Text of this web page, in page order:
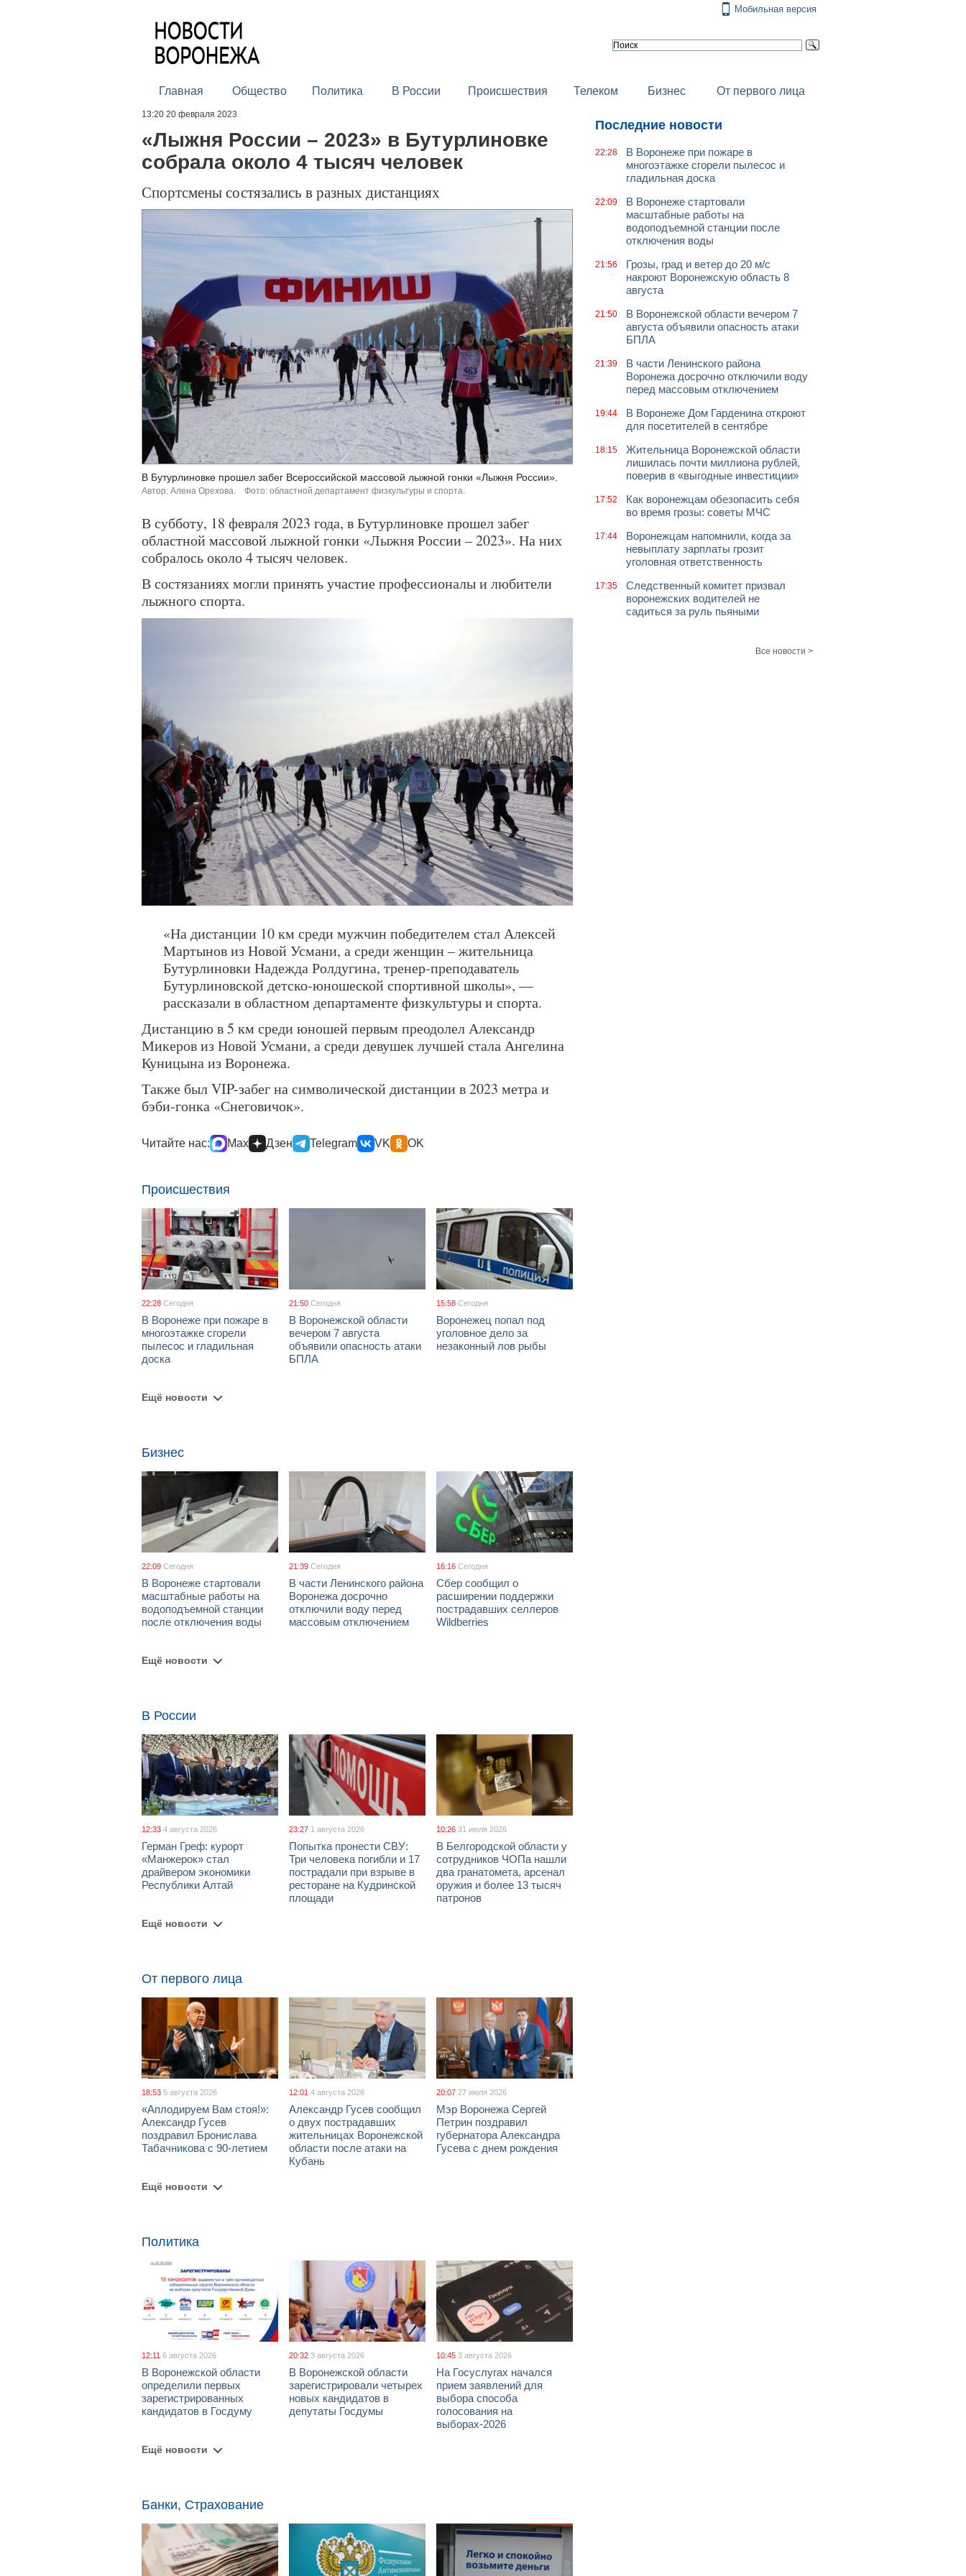
Мобильная версия
Главная Общество Политика В России Происшествия Телеком Бизнес От первого лица
13:20 20 февраля 2023
«Лыжня России – 2023» в Бутурлиновке
собрала около 4 тысяч человек
Спортсмены состязались в разных дистанциях
В Бутурлиновке прошел забег Всероссийской массовой лыжной гонки «Лыжня России».
Автор: Алена Орехова. Фото: областной департамент физкультуры и спорта.
В субботу, 18 февраля 2023 года, в Бутурлиновке прошел забег
областной массовой лыжной гонки «Лыжня России – 2023». На них
собралось около 4 тысяч человек.
В состязаниях могли принять участие профессионалы и любители
лыжного спорта.
«На дистанции 10 км среди мужчин победителем стал Алексей
Мартынов из Новой Усмани, а среди женщин – жительница
Бутурлиновки Надежда Ролдугина, тренер-преподаватель
Бутурлиновской детско-юношеской спортивной школы», —
рассказали в областном департаменте физкультуры и спорта.
Дистанцию в 5 км среди юношей первым преодолел Александр
Микеров из Новой Усмани, а среди девушек лучшей стала Ангелина
Куницына из Воронежа.
Также был VIP-забег на символической дистанции в 2023 метра и
бэби-гонка «Снеговичок».
Читайте нас: Max Дзен Telegram VK OK
Происшествия
22:28 Сегодня
В Воронеже при пожаре в
многоэтажке сгорели
пылесос и гладильная
доска
21:50 Сегодня
В Воронежской области
вечером 7 августа
объявили опасность атаки
БПЛА
15:58 Сегодня
Воронежец попал под
уголовное дело за
незаконный лов рыбы
Ещё новости
Бизнес
22:09 Сегодня
В Воронеже стартовали
масштабные работы на
водоподъемной станции
после отключения воды
21:39 Сегодня
В части Ленинского района
Воронежа досрочно
отключили воду перед
массовым отключением
16:16 Сегодня
Сбер сообщил о
расширении поддержки
пострадавших селлеров
Wildberries
Ещё новости
В России
12:33 4 августа 2026
Герман Греф: курорт
«Манжерок» стал
драйвером экономики
Республики Алтай
23:27 1 августа 2026
Попытка пронести СВУ:
Три человека погибли и 17
пострадали при взрыве в
ресторане на Кудринской
площади
10:26 31 июля 2026
В Белгородской области у
сотрудников ЧОПа нашли
два гранатомета, арсенал
оружия и более 13 тысяч
патронов
Ещё новости
От первого лица
18:53 5 августа 2026
«Аплодируем Вам стоя!»:
Александр Гусев
поздравил Бронислава
Табачникова с 90-летием
12:01 4 августа 2026
Александр Гусев сообщил
о двух пострадавших
жительницах Воронежской
области после атаки на
Кубань
20:07 27 июля 2026
Мэр Воронежа Сергей
Петрин поздравил
губернатора Александра
Гусева с днем рождения
Ещё новости
Политика
12:11 6 августа 2026
В Воронежской области
определили первых
зарегистрированных
кандидатов в Госдуму
20:32 3 августа 2026
В Воронежской области
зарегистрировали четырех
новых кандидатов в
депутаты Госдумы
10:45 3 августа 2026
На Госуслугах начался
прием заявлений для
выбора способа
голосования на
выборах-2026
Ещё новости
Банки, Страхование
Последние новости
22:28
В Воронеже при пожаре в
многоэтажке сгорели пылесос и
гладильная доска
22:09
В Воронеже стартовали
масштабные работы на
водоподъемной станции после
отключения воды
21:56
Грозы, град и ветер до 20 м/с
накроют Воронежскую область 8
августа
21:50
В Воронежской области вечером 7
августа объявили опасность атаки
БПЛА
21:39
В части Ленинского района
Воронежа досрочно отключили воду
перед массовым отключением
19:44
В Воронеже Дом Гарденина откроют
для посетителей в сентябре
18:15
Жительница Воронежской области
лишилась почти миллиона рублей,
поверив в «выгодные инвестиции»
17:52
Как воронежцам обезопасить себя
во время грозы: советы МЧС
17:44
Воронежцам напомнили, когда за
невыплату зарплаты грозит
уголовная ответственность
17:35
Следственный комитет призвал
воронежских водителей не
садиться за руль пьяными
Все новости >